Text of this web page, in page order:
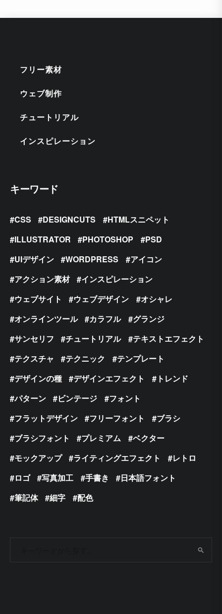
フリー素材
ウェブ制作
チュートリアル
インスピレーション
キーワード
CSS DESIGNCUTS
HTMLスニペット
ILLUSTRATOR
PHOTOSHOP
PSD
UIデザイン
WORDPRESS
アイコン
アクション素材
インスピレーション
ウェブサイト
ウェブデザイン
オシャレ
オンラインツール
カラフル
グランジ
サンセリフ
チュートリアル
テキストエフェクト
テクスチャ
テクニック
テンプレート
デザインの種
デザインエフェクト
トレンド
パターン
ビンテージ
フォント
フラットデザイン
フリーフォント
ブラシ
ブラシフォント
プレミアム
ベクター
モックアップ
ライティングエフェクト
レトロ
ロゴ
写真加工 手書き
日本語フォント
筆記体
細字 配色